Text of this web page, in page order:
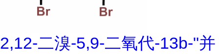
2,12-二溴-5,9-二氧代-13b-"并